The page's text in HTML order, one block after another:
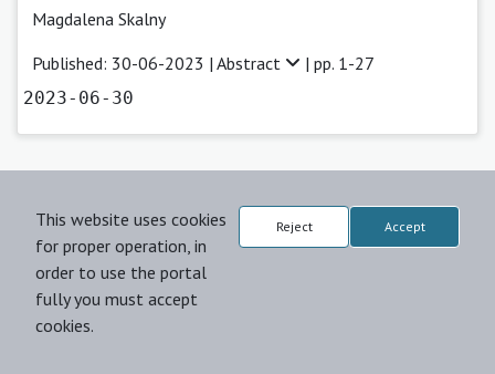
Magdalena Skalny
Published: 30-06-2023 | Abstract | pp. 1-27
2023-06-30
Journal: Logopedia Silesiana
Parallel Development of Motor Skills
and Speech from a Logopedic
Perspective
This website uses cookies
for proper operation, in
order to use the portal
fully you must accept
cookies.
Reject Accept